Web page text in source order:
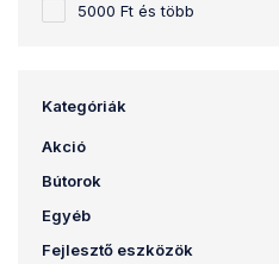
5000 Ft és több
Kategóriák
Akció
Bútorok
Egyéb
Fejlesztő eszközök